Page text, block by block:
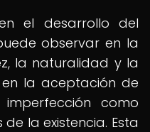
el desarrollo del
observar en la
la naturalidad y la
la aceptación de
como
la existencia. Esta